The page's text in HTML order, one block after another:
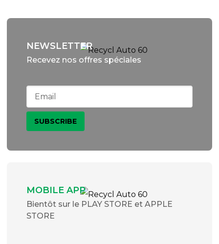
NEWSLETTER
Recevez nos offres spéciales
MOBILE APP
Bientôt sur le PLAY STORE et APPLE
STORE